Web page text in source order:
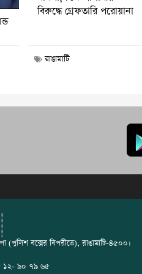
বিরুদ্ধে গ্রেফতারি পরোয়ানা
রাঙামাটি
বক্সের বিপরীতে), রাঙামাটি-৪৫০০।
১২- ৯০ ৭৯ ৬৫